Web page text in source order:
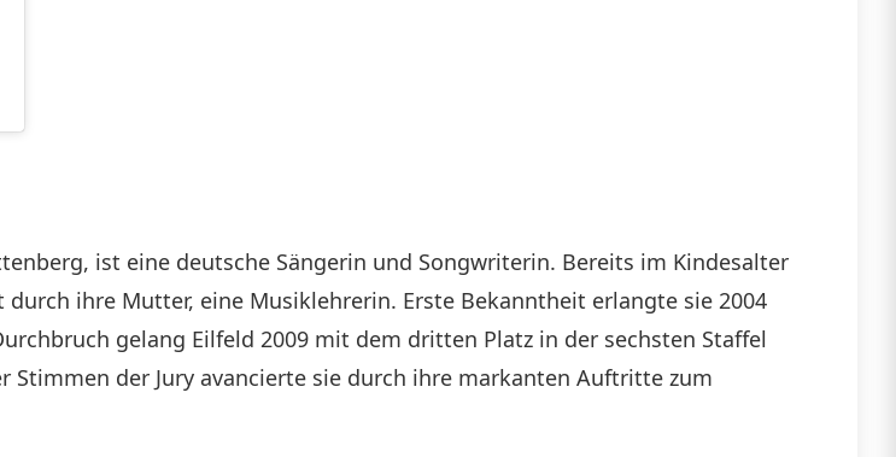
ist eine deutsche Sängerin und Songwriterin. Bereits im Kindesalter
ihre Mutter, eine Musiklehrerin. Erste Bekanntheit erlangte sie 2004
gelang Eilfeld 2009 mit dem dritten Platz in der sechsten Staffel
Stimmen der Jury avancierte sie durch ihre markanten Auftritte zum